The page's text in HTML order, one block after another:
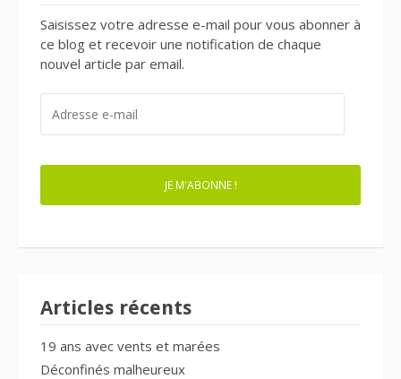
Saisissez votre adresse e-mail pour vous abonner à
ce blog et recevoir une notification de chaque
nouvel article par email.
MAIL
JE M'ABONNE !
Articles récents
19 ans avec vents et marées
Déconfinés malheureux